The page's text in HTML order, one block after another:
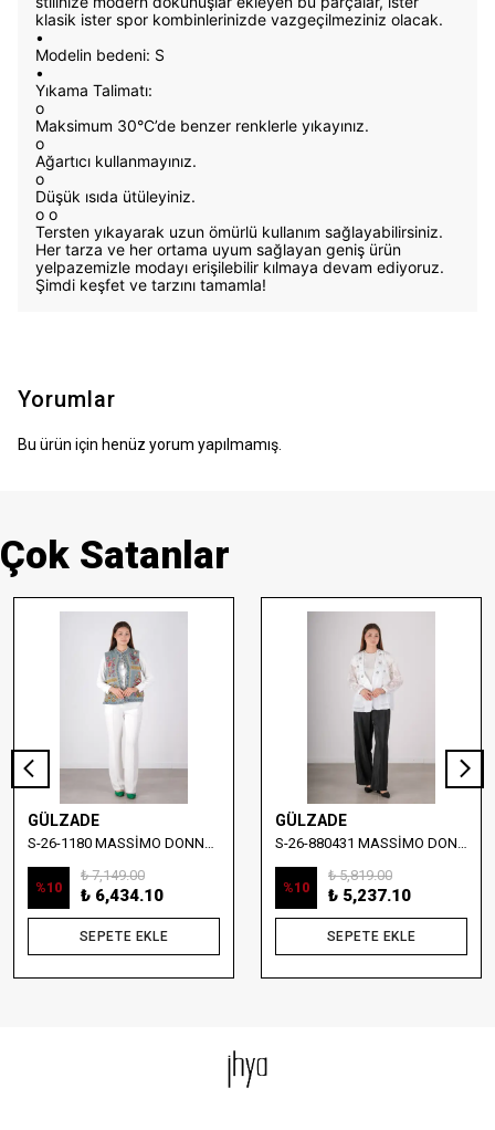
klasik ister spor kombinlerinizde vazgeçilmeziniz olacak.
•
Modelin bedeni: S
•
Yıkama Talimatı:
o
Maksimum 30°C’de benzer renklerle yıkayınız.
o
Ağartıcı kullanmayınız.
o
Düşük ısıda ütüleyiniz.
o o
Tersten yıkayarak uzun ömürlü kullanım sağlayabilirsiniz.
Her tarza ve her ortama uyum sağlayan geniş ürün
yelpazemizle modayı erişilebilir kılmaya devam ediyoruz.
Şimdi keşfet ve tarzını tamamla!
Yorumlar
Bu ürün için henüz yorum yapılmamış.
Çok Satanlar
GÜLZADE
S-26-1180 MASSİMO DONNA NAKIŞ DETAYLI DENİM YELEK
%10
₺ 7,149.00
₺ 6,434.10
SEPETE EKLE
GÜLZADE
S-26-880431 MASSİMO DONNA TAŞ İŞLEMELİ YELEKLİ BLUZ
%10
₺ 5,819.00
₺ 5,237.10
SEPETE EKLE